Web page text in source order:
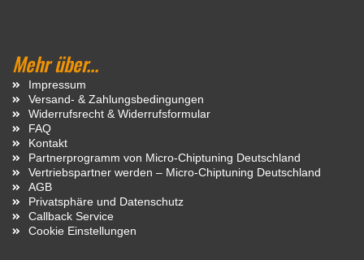
Mehr über...
Impressum
Versand- & Zahlungsbedingungen
Widerrufsrecht & Widerrufsformular
FAQ
Kontakt
Partnerprogramm von Micro-Chiptuning Deutschland
Vertriebspartner werden – Micro-Chiptuning Deutschland
AGB
Privatsphäre und Datenschutz
Callback Service
Cookie Einstellungen